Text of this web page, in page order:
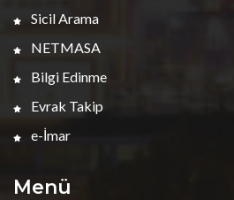
Sicil Arama
NETMASA
Bilgi Edinme
Evrak Takip
e-İmar
Menü